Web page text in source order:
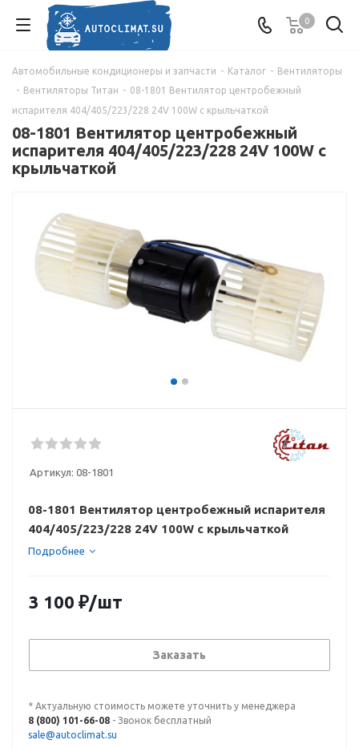
0
Автомобильные кондиционеры и запчасти - Каталог - Вентиляторы
- Вентиляторы Титан - 08-1801 Вентилятор центробежный
испарителя 404/405/223/228 24V 100W с крыльчаткой
08-1801 Вентилятор центробежный
испарителя 404/405/223/228 24V 100W с
крыльчаткой
Артикул: 08-1801
08-1801 Вентилятор центробежный испарителя
404/405/223/228 24V 100W с крыльчаткой
Подробнее
3 100 ₽/шт
Заказать
* Актуальную стоимость можете уточнить у менеджера
8 (800) 101-66-08 - Звонок бесплатный
sale@autoclimat.su